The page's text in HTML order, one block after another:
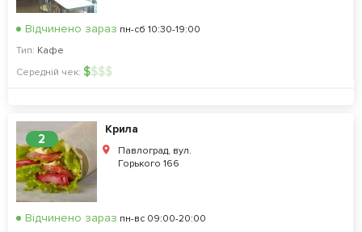
Відчинено зараз пн-сб 10:30-19:00
Тип: Кафе
Середній чек: $$$$
2
Крила
Павлоград, вул.
Горького 166
Відчинено зараз пн-вс 09:00-20:00